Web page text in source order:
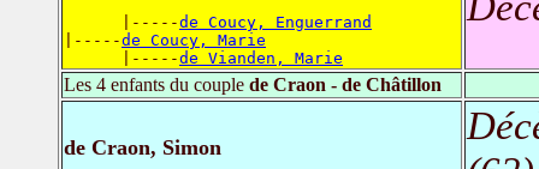
      |-----
de Coucy, Enguerrand
|-----de Coucy, Marie
      |-----
de Vianden, Marie
Les 4 enfants du couple de Craon - de Châtillon
de Craon, Simon